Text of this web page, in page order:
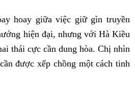
hoay giữa việc giữ gìn truyền
hiện đại, nhưng với Hà Kiều
thái cực cần dung hòa. Chị nhìn
được xếp chồng một cách tinh